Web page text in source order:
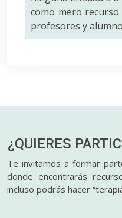
como mero
profesores y
¿QUIERES
Te invitamos a formar
donde encontrarás
incluso podrás hacer